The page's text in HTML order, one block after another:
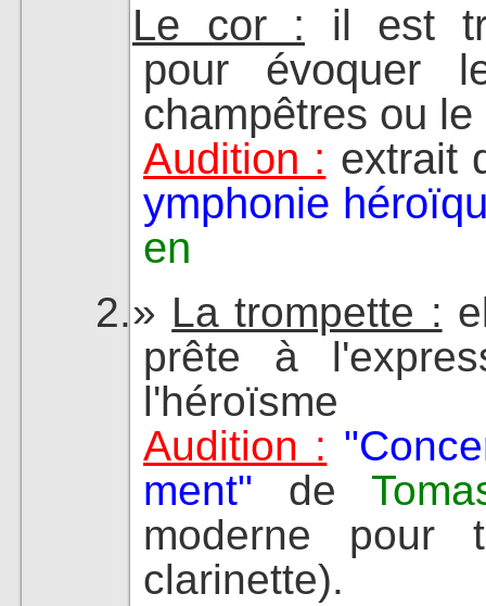
Le cor : il est
pour évoquer
champêtres ou
Audition : extrait
ymphonie
en
La trompette :
prête à
l'héroïsme
Audition :
ment" de
moderne pour
clarinette).